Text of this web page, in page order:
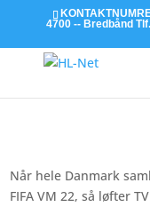
4700 -- Bredbånd
Når hele Danmark
FIFA VM 22, så løfter